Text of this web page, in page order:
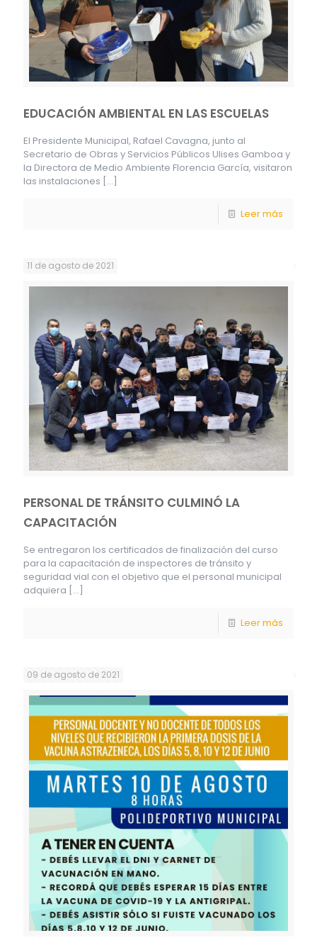
EDUCACIÓN AMBIENTAL EN LAS ESCUELAS
El Presidente Municipal, Rafael Cavagna, junto al
Secretario de Obras y Servicios Públicos Ulises Gamboa y
la Directora de Medio Ambiente Florencia García, visitaron
las instalaciones […]
Leer más
11 de agosto de 2021
PERSONAL DE TRÁNSITO CULMINÓ LA
CAPACITACIÓN
Se entregaron los certificados de finalización del curso
para la capacitación de inspectores de tránsito y
seguridad vial con el objetivo que el personal municipal
adquiera […]
Leer más
09 de agosto de 2021